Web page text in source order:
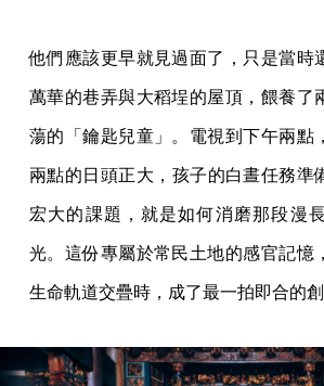
他們應該更早就見過面了，只是當時
萬華的巷弄與大稻埕的屋頂，餵養了
蕩的「鑰匙兒童」。電視到下午兩點
兩點的日頭正大，孩子的白晝任務
宏大的課題，就是如何消磨那段漫
光。這份專屬於常民土地的感官記憶
生命軌道交疊時，成了最一拍即合的創